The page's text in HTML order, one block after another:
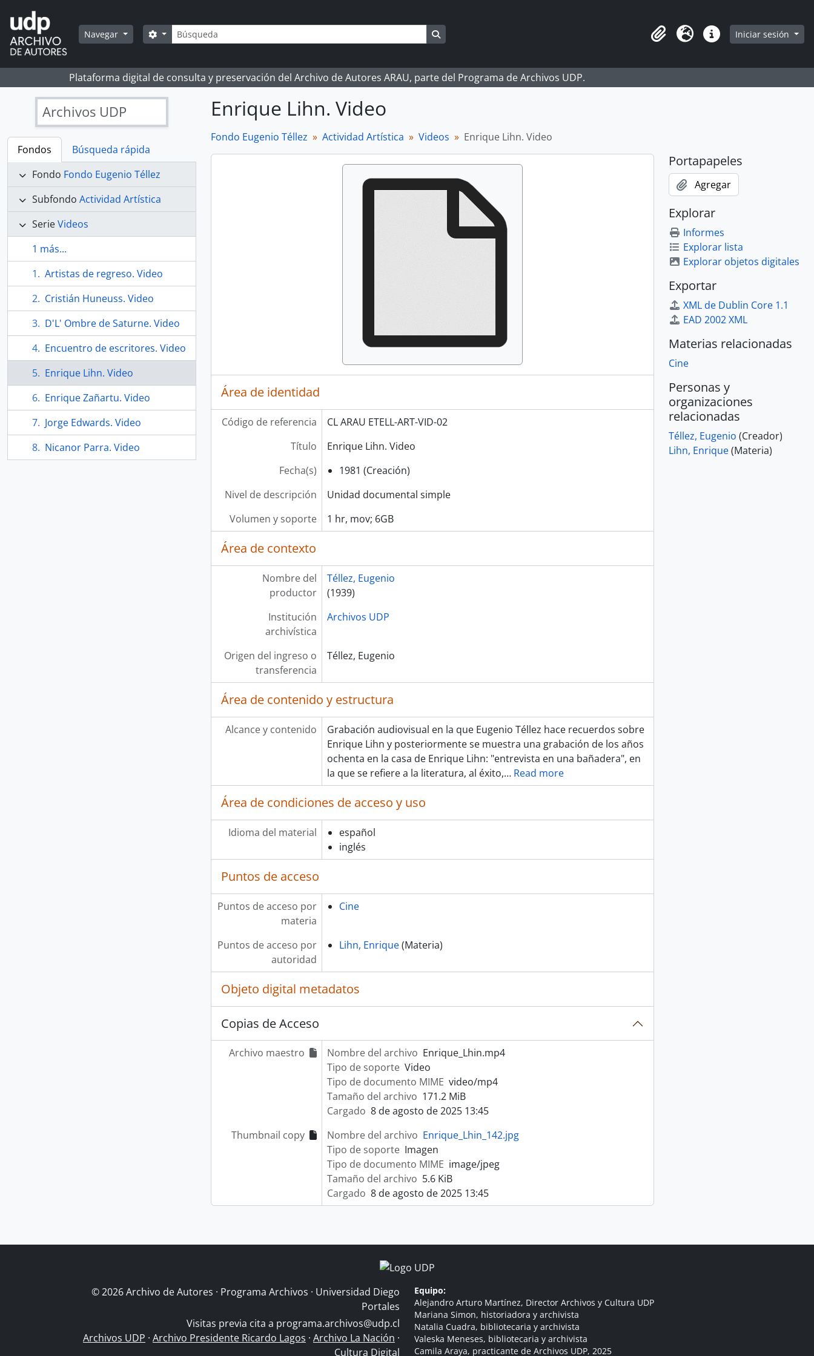
Skip to main content
Navegar Búsqueda
Search options
Portapapeles
Idioma Enlaces rápidos
Iniciar sesión
Plataforma digital de consulta y preservación del Archivo de Autores ARAU, parte del Programa de Archivos UDP.
Archivos UDP
Fondos
Búsqueda rápida
Fondo Fondo Eugenio Téllez
Subfondo Actividad Artística
SerieVideos
1 más...
Artistas de regreso. Video
Cristián Huneuss. Video
D'L' Ombre de Saturne. Video
Encuentro de escritores. Video
Enrique Lihn. Video
Enrique Zañartu. Video
Jorge Edwards. Video
Nicanor Parra. Video
Enrique Lihn. Video
Fondo Eugenio Téllez Actividad Artística Videos Enrique Lihn. Video
Área de identidad
Código de referencia
CL ARAU ETELL-ART-VID-02
Título
Enrique Lihn. Video
Fecha(s)
1981 (Creación)
Nivel de descripción
Unidad documental simple
Volumen y soporte
1 hr, mov; 6GB
Área de contexto
Nombre del
productor
Téllez, Eugenio
(1939)
Institución
archivística
Archivos UDP
Origen del ingreso o
transferencia
Téllez, Eugenio
Área de contenido y estructura
Alcance y contenido
Grabación audiovisual en la que Eugenio Téllez hace recuerdos sobre
Enrique Lihn y posteriormente se muestra una grabación de los años
ochenta en la casa de Enrique Lihn: "entrevista en una bañadera", en
la que se refiere a la literatura, al éxito,… Read more
Área de condiciones de acceso y uso
Idioma del material
español
inglés
Puntos de acceso
Puntos de acceso por
materia
Cine
Puntos de acceso por
autoridad
Lihn, Enrique(Materia)
Objeto digital metadatos
Copias de Acceso
Archivo maestro Nombre del archivo Enrique_Lhin.mp4
Tipo de soporte Video
Tipo de documento MIME video/mp4
Tamaño del archivo 171.2 MiB
Cargado 8 de agosto de 2025 13:45
Thumbnail copy
Nombre del archivo Enrique_Lhin_142.jpg
Tipo de soporte Imagen
Tipo de documento MIME image/jpeg
Tamaño del archivo 5.6 KiB
Cargado 8 de agosto de 2025 13:45
Portapapeles
Agregar
Explorar
Informes
Explorar lista
Explorar objetos digitales
Exportar
XML de Dublin Core 1.1
EAD 2002 XML
Materias relacionadas
Cine
Personas y
organizaciones
relacionadas
Téllez, Eugenio (Creador)
Lihn, Enrique(Materia)
© 2026 Archivo de Autores · Programa Archivos · Universidad Diego
Portales
Visitas previa cita a programa.archivos@udp.cl
Archivos UDP · Archivo Presidente Ricardo Lagos · Archivo La Nación ·
Cultura Digital
Equipo:
Alejandro Arturo Martínez, Director Archivos y Cultura UDP
Mariana Simon, historiadora y archivista
Natalia Cuadra, bibliotecaria y archivista
Valeska Meneses, bibliotecaria y archivista
Camila Araya, practicante de Archivos UDP, 2025